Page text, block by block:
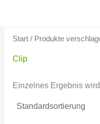
Start/ Produkte
Clip
Einzelnes Ergebnis